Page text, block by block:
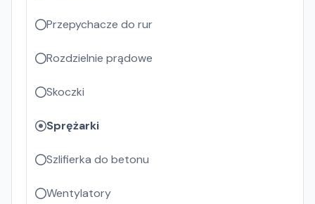
Przepychacze do rur
Rozdzielnie prądowe
Skoczki
Sprężarki
Szlifierka do betonu
Wentylatory